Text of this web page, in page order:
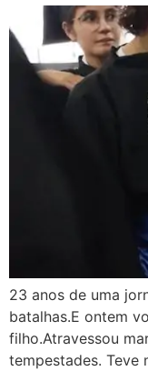
23 anos de uma
batalhas.E ontem
filho.Atravessou
tempestades. Teve